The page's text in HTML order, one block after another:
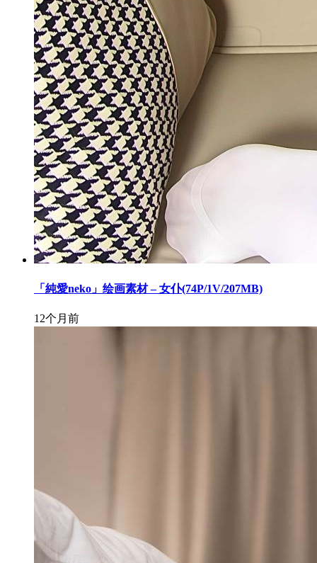
「純愛neko」绘画素材 – 女仆(74P/1V/207MB)
12个月前